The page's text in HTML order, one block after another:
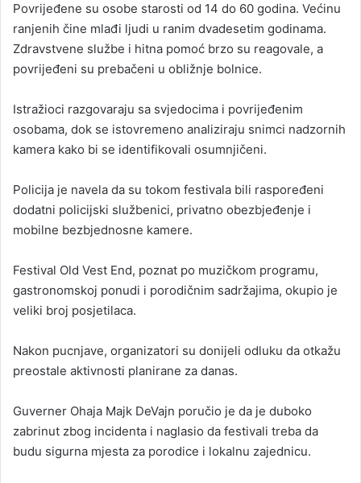
Povrijeđene su osobe starosti od 14 do 60 godina. Većinu
ranjenih čine mlađi ljudi u ranim dvadesetim godinama.
Zdravstvene službe i hitna pomoć brzo su reagovale, a
povrijeđeni su prebačeni u obližnje bolnice.
Istražioci razgovaraju sa svjedocima i povrijeđenim
osobama, dok se istovremeno analiziraju snimci nadzornih
kamera kako bi se identifikovali osumnjičeni.
Policija je navela da su tokom festivala bili raspoređeni
dodatni policijski službenici, privatno obezbjeđenje i
mobilne bezbjednosne kamere.
Festival Old Vest End, poznat po muzičkom programu,
gastronomskoj ponudi i porodičnim sadržajima, okupio je
veliki broj posjetilaca.
Nakon pucnjave, organizatori su donijeli odluku da otkažu
preostale aktivnosti planirane za danas.
Guverner Ohaja Majk DeVajn poručio je da je duboko
zabrinut zbog incidenta i naglasio da festivali treba da
budu sigurna mjesta za porodice i lokalnu zajednicu.